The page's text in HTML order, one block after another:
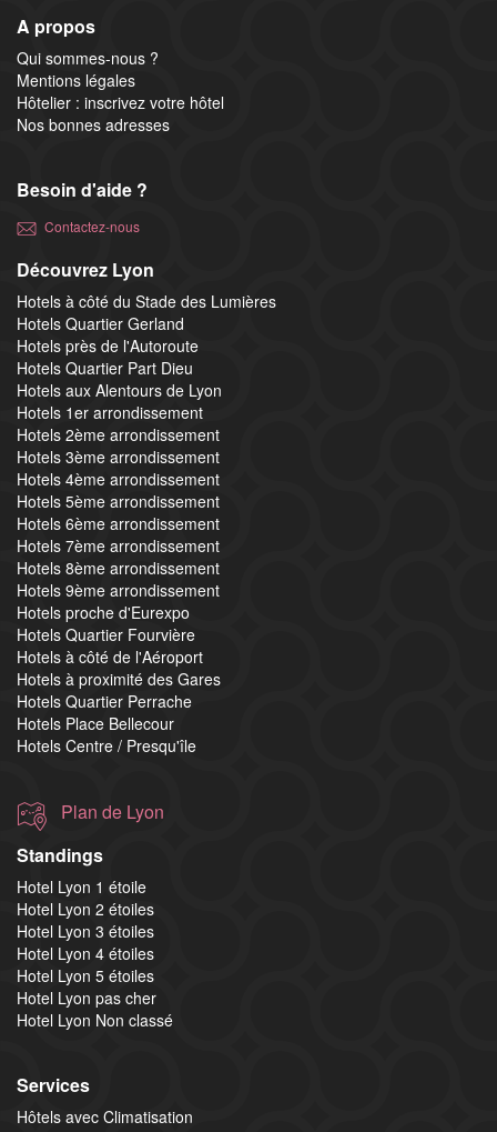
A propos
Qui sommes-nous ?
Mentions légales
Hôtelier : inscrivez votre hôtel
Nos bonnes adresses
Besoin d'aide ?
Contactez-nous
Découvrez Lyon
Hotels à côté du Stade des Lumières
Hotels Quartier Gerland
Hotels près de l'Autoroute
Hotels Quartier Part Dieu
Hotels aux Alentours de Lyon
Hotels 1er arrondissement
Hotels 2ème arrondissement
Hotels 3ème arrondissement
Hotels 4ème arrondissement
Hotels 5ème arrondissement
Hotels 6ème arrondissement
Hotels 7ème arrondissement
Hotels 8ème arrondissement
Hotels 9ème arrondissement
Hotels proche d'Eurexpo
Hotels Quartier Fourvière
Hotels à côté de l'Aéroport
Hotels à proximité des Gares
Hotels Quartier Perrache
Hotels Place Bellecour
Hotels Centre / Presqu'île
Plan de Lyon
Standings
Hotel Lyon 1 étoile
Hotel Lyon 2 étoiles
Hotel Lyon 3 étoiles
Hotel Lyon 4 étoiles
Hotel Lyon 5 étoiles
Hotel Lyon pas cher
Hotel Lyon Non classé
Services
Hôtels avec Climatisation